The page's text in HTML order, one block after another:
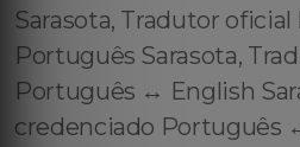
Sarasota, Tradutor
Português Sarasota,
Português ↔️ English
credenciado Português